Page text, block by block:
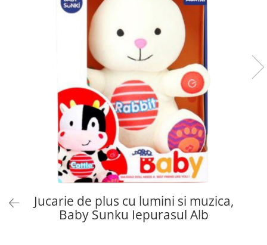
Jucarie de plus cu lumini si muzica,
Baby Sunku Iepurasul Alb